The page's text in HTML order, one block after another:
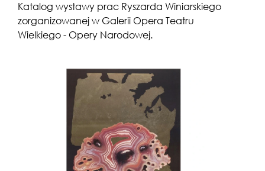
Katalog wystawy prac Ryszarda Winiarskiego
zorganizowanej w Galerii Opera Teatru
Wielkiego - Opery Narodowej.